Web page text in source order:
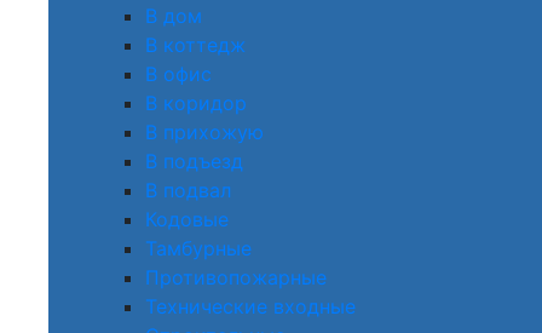
В дом
В коттедж
В офис
В коридор
В прихожую
В подъезд
В подвал
Кодовые
Тамбурные
Противопожарные
Технические входные